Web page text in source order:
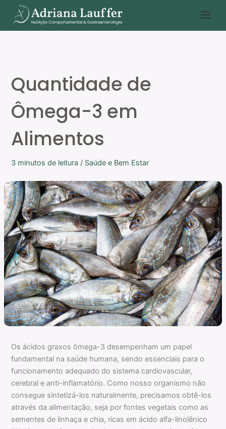
para
o
Quantidade de
Ômega-3 em
Alimentos
3 minutos de leitura / Saúde e Bem Estar
Os ácidos graxos ômega-3 desempenham um papel
fundamental na saúde humana, sendo essenciais para o
funcionamento adequado do sistema cardiovascular,
cerebral e anti-inflamatório. Como nosso organismo não
consegue sintetizá-los naturalmente, precisamos obtê-los
através da alimentação, seja por fontes vegetais como as
sementes de linhaça e chia, ricas em ácido alfa-linolênico
e
i
a